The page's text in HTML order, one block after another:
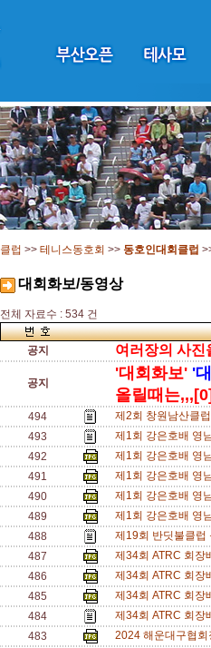
클럽 >> 테니스동호회 >> 동호인대회클럽
대회화보/동영상
전체 자료수 : 534 건
공지 여러장의 사진
공지
'대회화보' '
올릴때는
494
제2회 창원남산클
493
제1회 강은호배 영
492
제1회 강은호배 영
491
제1회 강은호배 영
490
제1회 강은호배 영
489
제1회 강은호배 영
488
제19회 반딧불클
487
제34회 ATRC 회
486
제34회 ATRC 회장
485
제34회 ATRC 회
484
제34회 ATRC 회
483
2024 해운대구협